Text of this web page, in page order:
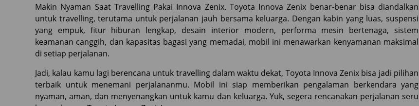
Makin Nyaman Saat Travelling Pakai Innova Zenix. Toyota Innova Zenix benar-benar bisa diandalkan
untuk travelling, terutama untuk perjalanan jauh bersama keluarga. Dengan kabin yang luas, suspensi
yang empuk, fitur hiburan lengkap, desain interior modern, performa mesin bertenaga, sistem
keamanan canggih, dan kapasitas bagasi yang memadai, mobil ini menawarkan kenyamanan maksimal
di setiap perjalanan.
Jadi, kalau kamu lagi berencana untuk travelling dalam waktu dekat, Toyota Innova Zenix bisa jadi pilihan
terbaik untuk menemani perjalananmu. Mobil ini siap memberikan pengalaman berkendara yang
nyaman, aman, dan menyenangkan untuk kamu dan keluarga. Yuk, segera rencanakan perjalanan seru